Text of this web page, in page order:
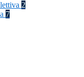
2
7